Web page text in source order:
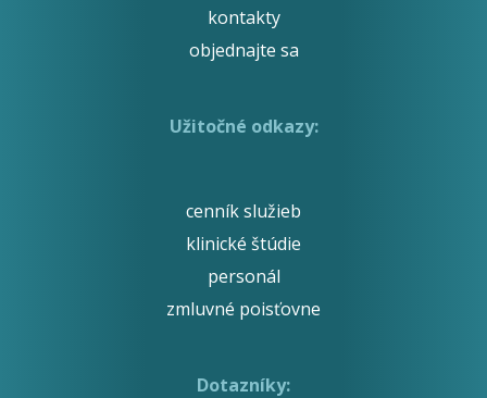
kontakty
objednajte sa
Užitočné odkazy:
cenník služieb
klinické štúdie
personál
zmluvné poisťovne
Dotazníky: